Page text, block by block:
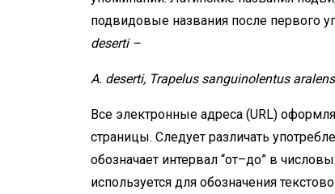
подвидовые названия после первого
deserti –
A. deserti, Trapelus sanguinolentus
Все электронные адреса (URL)
страницы. Следует различать
обозначает интервал “от–до” в
используется для обозначения